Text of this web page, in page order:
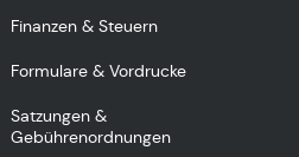
Finanzen & Steuern
Formulare & Vordrucke
Satzungen &
Gebührenordnungen